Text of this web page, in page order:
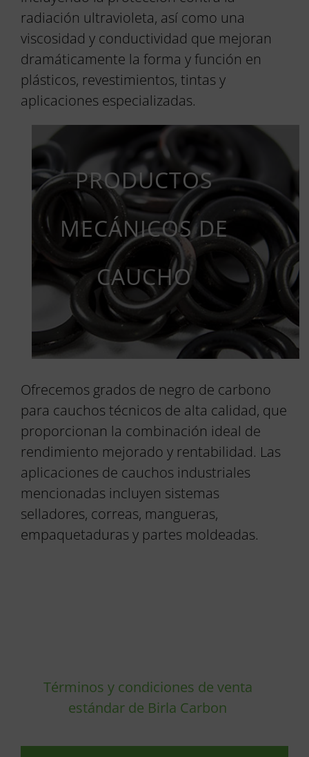
radiación ultravioleta, así como una
viscosidad y conductividad que mejoran
dramáticamente la forma y función en
plásticos, revestimientos, tintas y
aplicaciones especializadas.
PRODUCTOS
MECÁNICOS DE
CAUCHO
Ofrecemos grados de negro de carbono
para cauchos técnicos de alta calidad, que
proporcionan la combinación ideal de
rendimiento mejorado y rentabilidad. Las
aplicaciones de cauchos industriales
mencionadas incluyen sistemas
selladores, correas, mangueras,
empaquetaduras y partes moldeadas.
Términos y condiciones de venta
estándar de Birla Carbon